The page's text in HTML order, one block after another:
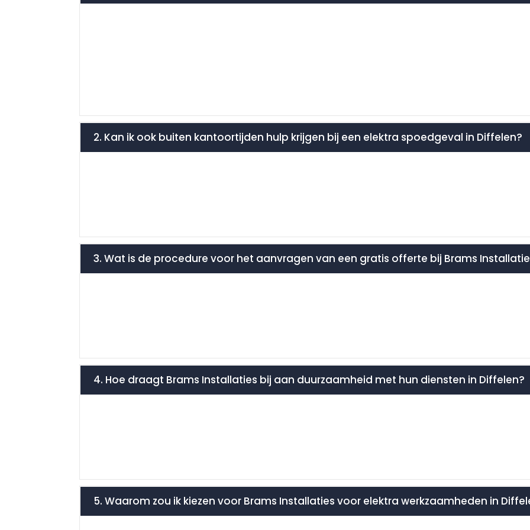
2. Kan ik ook buiten kantoortijden hulp krijgen bij een elektra spoedgeval in Diffelen?
3. Wat is de procedure voor het aanvragen van een gratis offerte bij Brams
4. Hoe draagt Brams Installaties bij aan duurzaamheid met hun diensten in Diffelen?
5. Waarom zou ik kiezen voor Brams Installaties voor elektra werkzaamheden in